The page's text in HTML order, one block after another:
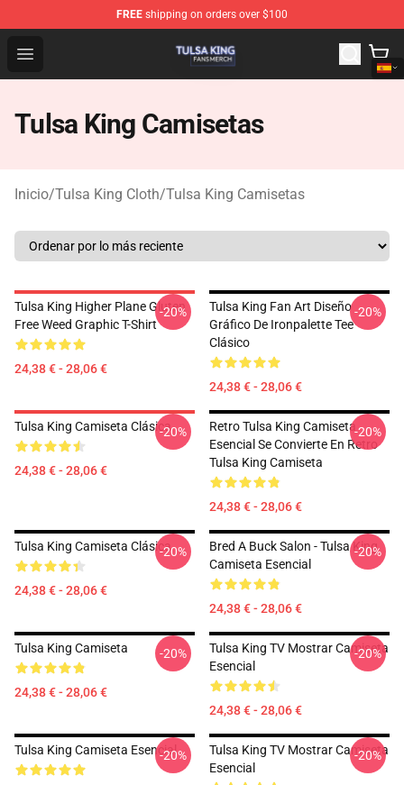
FREE shipping on orders over $100
Open menu
Tulsa King Shop - Official Tulsa King Merchandise Store
Tulsa King Camisetas
Inicio/Tulsa King Cloth/Tulsa King Camisetas
Tulsa King Higher Plane Gluten
Free Weed Graphic T-Shirt
24,38 € - 28,06 €
-20%
Tulsa King Fan Art Diseño
Gráfico De Ironpalette Tee
Clásico
24,38 € - 28,06 €
-20%
Tulsa King Camiseta Clásica
24,38 € - 28,06 €
-20%
Retro Tulsa King Camiseta
Esencial Se Convierte En Retro
Tulsa King Camiseta
24,38 € - 28,06 €
-20%
Tulsa King Camiseta Clásica
24,38 € - 28,06 €
-20%
Bred A Buck Salon - Tulsa King
Camiseta Esencial
24,38 € - 28,06 €
-20%
Tulsa King Camiseta
24,38 € - 28,06 €
-20%
Tulsa King TV Mostrar Camiseta
Esencial
24,38 € - 28,06 €
-20%
Tulsa King Camiseta Esencial
-20%
Tulsa King TV Mostrar Camiseta
Esencial
-20%